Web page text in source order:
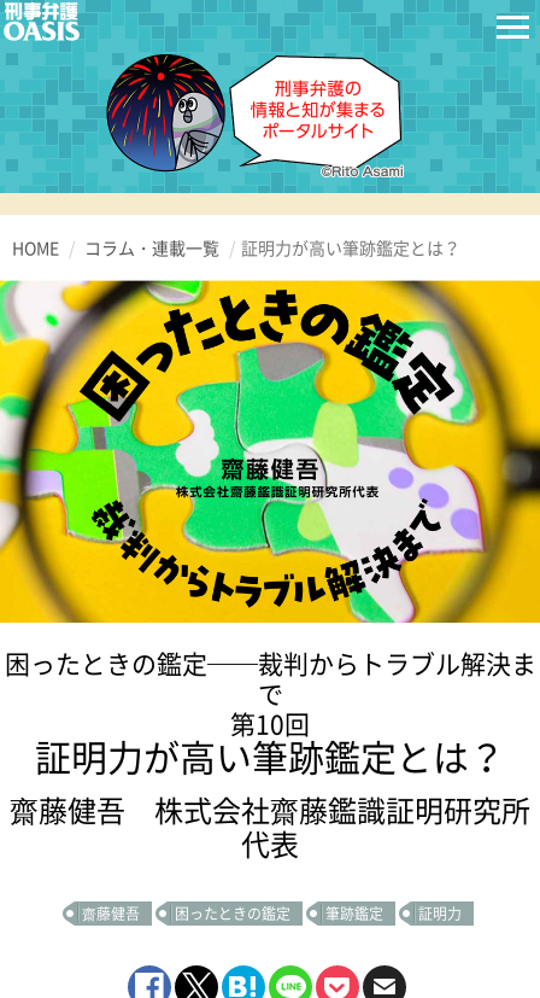
HOME コラム・連載一覧 証明力が高い筆跡鑑定とは？
困ったときの鑑定──裁判からトラブル解決ま
で
第10回
証明力が高い筆跡鑑定とは？
齋藤健吾 株式会社齋藤鑑識証明研究所
代表
齋藤健吾 困ったときの鑑定 筆跡鑑定 証明力